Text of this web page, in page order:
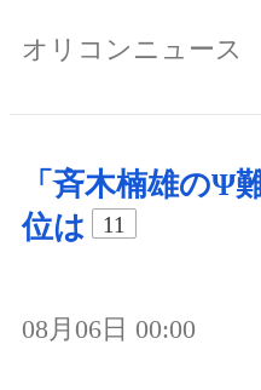
オリコンニュース
「斉木楠雄のΨ
位は
11
08月06日 00:00